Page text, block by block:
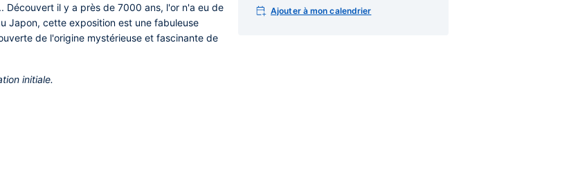
Ajouter à mon calendrier
il y a près de 7000 ans, l'or n'a eu de
Japon, cette exposition est une fabuleuse
de l'origine mystérieuse et fascinante de
initiale.